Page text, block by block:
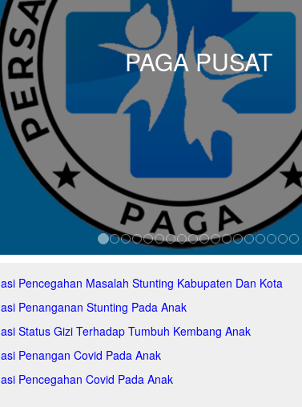
PAGA PUSAT
Pencegahan Masalah Stunting Kabupaten Dan Kota
Penanganan Stunting Pada Anak
Status Gizi Terhadap Tumbuh Kembang Anak
Penangan Covid Pada Anak
Pencegahan Covid Pada Anak